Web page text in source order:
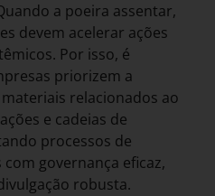
a poeira assentar,
devem acelerar ações
Por isso, é
priorizem a
relacionados ao
e cadeias de
processos de
governança eficaz,
robusta.